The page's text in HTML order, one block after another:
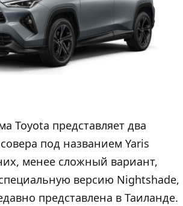
Toyota представляет два
под названием Yaris
менее сложный вариант,
версию Nightshade,
представлена в Таиланде.